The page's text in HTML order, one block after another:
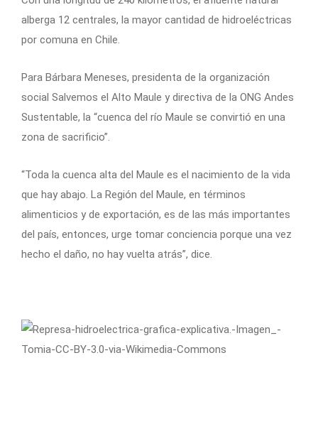
alberga 12 centrales, la mayor cantidad de hidroeléctricas
por comuna en Chile.
Para Bárbara Meneses, presidenta de la organización
social Salvemos el Alto Maule y directiva de la ONG Andes
Sustentable, la “cuenca del río Maule se convirtió en una
zona de sacrificio”.
“Toda la cuenca alta del Maule es el nacimiento de la vida
que hay abajo. La Región del Maule, en términos
alimenticios y de exportación, es de las más importantes
del país, entonces, urge tomar conciencia porque una vez
hecho el daño, no hay vuelta atrás”, dice.